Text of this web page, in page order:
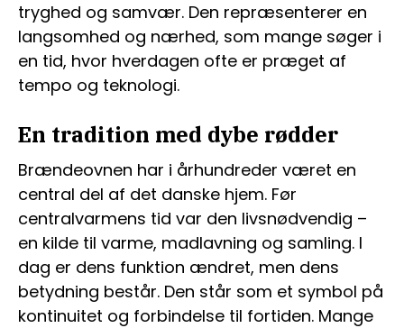
tryghed og samvær. Den repræsenterer en
langsomhed og nærhed, som mange søger i
en tid, hvor hverdagen ofte er præget af
tempo og teknologi.
En tradition med dybe rødder
Brændeovnen har i århundreder været en
central del af det danske hjem. Før
centralvarmens tid var den livsnødvendig –
en kilde til varme, madlavning og samling. I
dag er dens funktion ændret, men dens
betydning består. Den står som et symbol på
kontinuitet og forbindelse til fortiden. Mange